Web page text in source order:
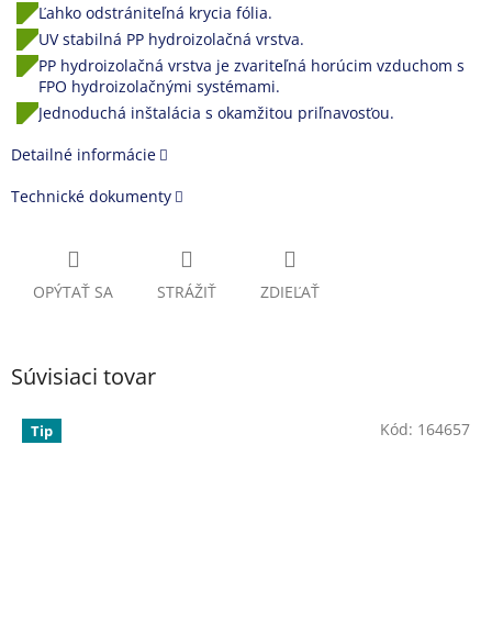
Ľahko odstrániteľná krycia fólia.
UV stabilná PP hydroizolačná vrstva.
PP hydroizolačná vrstva je zvariteľná horúcim vzduchom s
FPO hydroizolačnými systémami.
Jednoduchá inštalácia s okamžitou priľnavosťou.
Detailné informácie
Technické dokumenty
OPÝTAŤ SA STRÁŽIŤ ZDIEĽAŤ
Súvisiaci tovar
Tip Kód: 164657